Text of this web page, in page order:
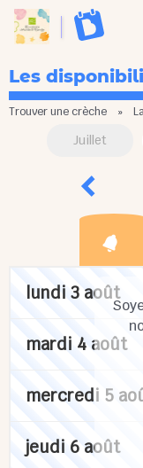
Les
Trouver une crèche »
Juillet
lundi 3 août
mardi 4 août
mercredi 5
jeudi 6 août